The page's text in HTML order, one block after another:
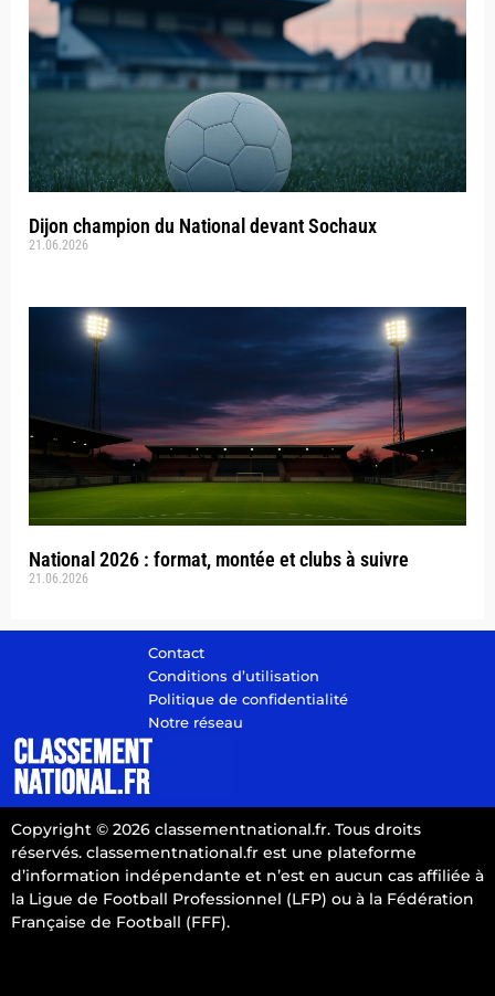
Dijon champion du National devant Sochaux
21.06.2026
National 2026 : format, montée et clubs à suivre
21.06.2026
Contact
Conditions d’utilisation
Politique de confidentialité
Notre réseau
Copyright © 2026 classementnational.fr. Tous droits
réservés. classementnational.fr est une plateforme
d’information indépendante et n’est en aucun cas affiliée à
la Ligue de Football Professionnel (LFP) ou à la Fédération
Française de Football (FFF).